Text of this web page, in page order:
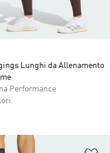
Lunghi da Allenamento
Performance